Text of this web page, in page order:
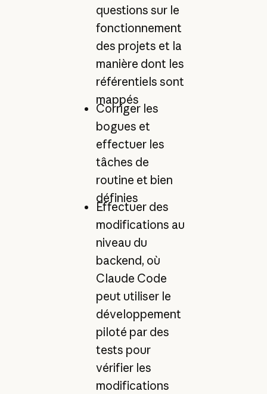
questions sur le
fonctionnement
des projets et la
manière dont les
référentiels sont
mappés
Corriger les
bogues et
effectuer les
tâches de
routine et bien
définies
Effectuer des
modifications au
niveau du
backend, où
Claude Code
peut utiliser le
développement
piloté par des
tests pour
vérifier les
modifications